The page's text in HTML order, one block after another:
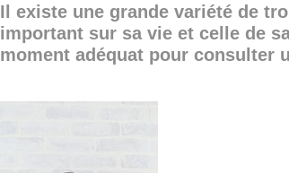
Il existe une grande variété de
important sur sa vie et celle de
moment adéquat pour consulter